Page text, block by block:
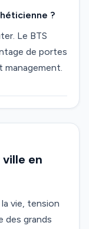
?
Le BTS
de portes
management.
en
vie, tension
des grands